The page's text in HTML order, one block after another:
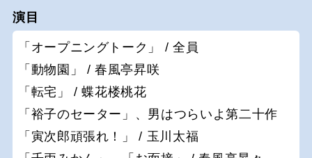
演目
「オープニングトーク」 / 全員
「動物園」 / 春風亭昇咲
「転宅」 / 蝶花楼桃花
「裕子のセーター」、男はつらいよ第二十作
「寅次郎頑張れ！」 / 玉川太福